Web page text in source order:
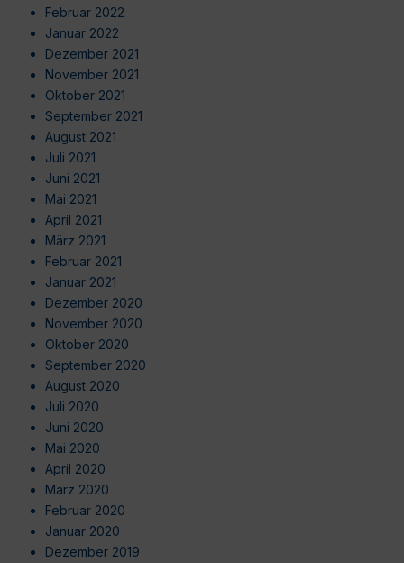
Februar 2022
Januar 2022
Dezember 2021
November 2021
Oktober 2021
September 2021
August 2021
Juli 2021
Juni 2021
Mai 2021
April 2021
März 2021
Februar 2021
Januar 2021
Dezember 2020
November 2020
Oktober 2020
September 2020
August 2020
Juli 2020
Juni 2020
Mai 2020
April 2020
März 2020
Februar 2020
Januar 2020
Dezember 2019